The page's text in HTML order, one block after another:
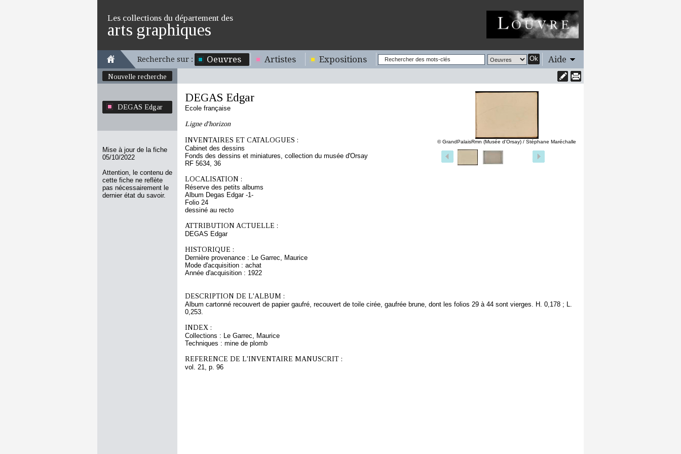
Les collections du département des
arts graphiques
Recherche sur : Oeuvres Artistes Expositions Ok Aide
Nouvelle recherche
DEGAS Edgar
Mise à jour de la fiche
05/10/2022
Attention, le contenu de
cette fiche ne reflète
pas nécessairement le
dernier état du savoir.
© GrandPalaisRmn (Musée d'Orsay) / Stéphane Maréchalle
DEGAS Edgar
Ecole française
Ligne d'horizon
INVENTAIRES ET CATALOGUES :
Cabinet des dessins
Fonds des dessins et miniatures, collection du musée d'Orsay
RF 5634, 36
LOCALISATION :
Réserve des petits albums
Album Degas Edgar -1-
Folio 24
dessiné au recto
ATTRIBUTION ACTUELLE :
DEGAS Edgar
HISTORIQUE :
Dernière provenance : Le Garrec, Maurice
Mode d'acquisition : achat
Année d'acquisition : 1922
DESCRIPTION DE L'ALBUM :
Album cartonné recouvert de papier gaufré, recouvert de toile cirée, gaufrée brune, dont les folios 29 à 44 sont vierges. H. 0,178 ; L.
0,253.
INDEX :
Collections : Le Garrec, Maurice
Techniques : mine de plomb
REFERENCE DE L'INVENTAIRE MANUSCRIT :
vol. 21, p. 96